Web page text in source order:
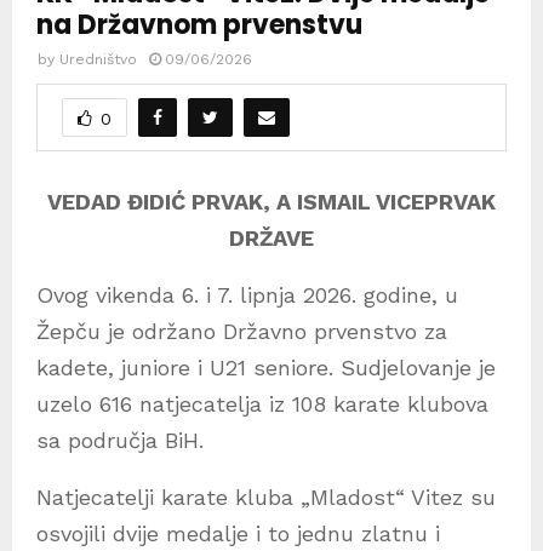
na Državnom prvenstvu
by Uredništvo 09/06/2026
0
VEDAD ĐIDIĆ PRVAK, A ISMAIL VICEPRVAK
DRŽAVE
Ovog vikenda 6. i 7. lipnja 2026. godine, u
Žepču je održano Državno prvenstvo za
kadete, juniore i U21 seniore. Sudjelovanje je
uzelo 616 natjecatelja iz 108 karate klubova
sa područja BiH.
Natjecatelji karate kluba „Mladost“ Vitez su
osvojili dvije medalje i to jednu zlatnu i